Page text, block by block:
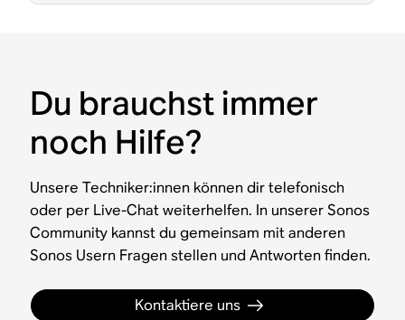
Du brauchst immer
noch Hilfe?
Unsere Techniker:innen können dir telefonisch
oder per Live-Chat weiterhelfen. In unserer Sonos
Community kannst du gemeinsam mit anderen
Sonos Usern Fragen stellen und Antworten finden.
Kontaktiere uns